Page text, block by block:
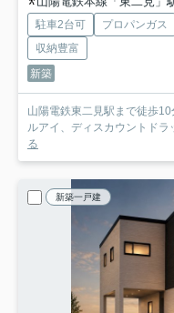
駐車2台可 プロパンガス
収納豊富
新築
山陽電鉄東二見駅まで徒歩
ルアイ、ディスカウントドラ
る
新築一戸建